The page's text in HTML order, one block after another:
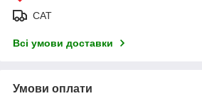
САТ
Всі умови доставки
Умови оплати